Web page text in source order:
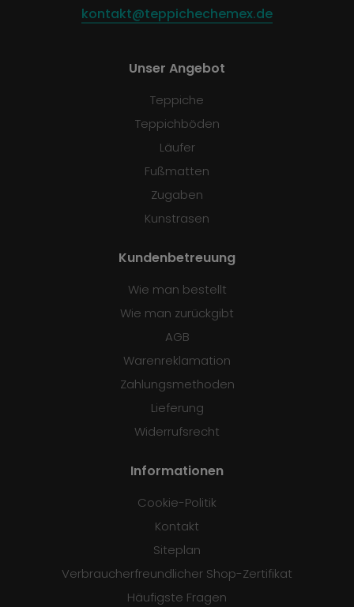
kontakt@teppichechemex.de
Unser Angebot
Teppiche
Teppichböden
Läufer
Fußmatten
Zugaben
Kunstrasen
Kundenbetreuung
Wie man bestellt
Wie man zurückgibt
AGB
Warenreklamation
Zahlungsmethoden
Lieferung
Widerrufsrecht
Informationen
Cookie-Politik
Kontakt
Siteplan
Verbraucherfreundlicher Shop-Zertifikat
Häufigste Fragen